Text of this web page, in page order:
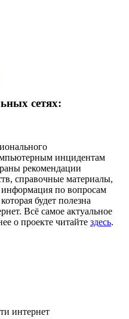
сетях:
инцидентам
рекомендации
справочные материалы,
по вопросам
будет полезна
Всё самое актуальное
о проекте читайте здесь.
интернет